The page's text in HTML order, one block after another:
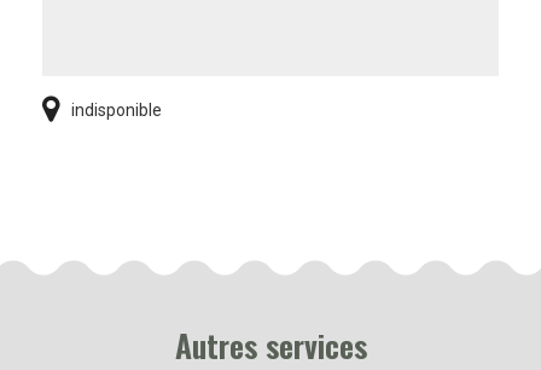
indisponible
Autres services